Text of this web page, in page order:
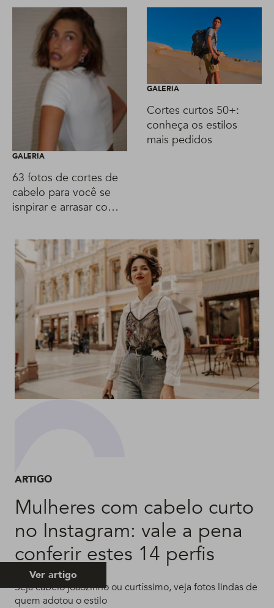
GALERIA
63 fotos de cortes de
cabelo para você se
isnpirar e arrasar com
GALERIA
Cortes curtos 50+:
conheça os estilos
mais pedidos
ARTIGO
Mulheres com cabelo curto
no Instagram: vale a pena
conferir estes 14 perfis
Seja cabelo joãozinho ou curtíssimo, veja fotos lindas de
quem adotou o estilo
Ver artigo